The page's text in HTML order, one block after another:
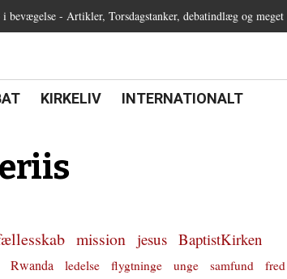
bevægelse - Artikler, Torsdagstanker, debatindlæg og meget
21.0:
KIRKELIV 22.0:
INTERNATIONALT
mission jesus BaptistKirken
Rwanda ledelse flygtninge unge samfund
fred